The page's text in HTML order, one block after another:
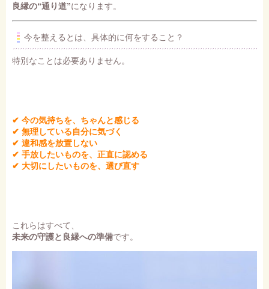
良縁の“通り道”になります。
今を整えるとは、具体的に何をすること？
特別なことは必要ありません。
✔ 今の気持ちを、ちゃんと感じる
✔ 無理している自分に気づく
✔ 違和感を放置しない
✔ 手放したいものを、正直に認める
✔ 大切にしたいものを、選び直す
これらはすべて、
未来の守護と良縁への準備です。